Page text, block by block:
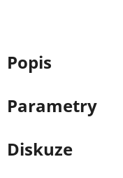
Popis
Parametry
Diskuze